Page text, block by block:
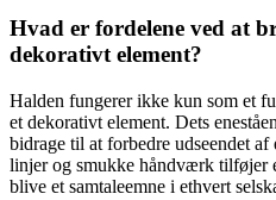
Hvad er fordelene ved at
dekorativt element?
Halden fungerer ikke kun som et
et dekorativt element. Dets
bidrage til at forbedre udseendet
linjer og smukke håndværk tilføjer
blive et samtaleemne i ethvert